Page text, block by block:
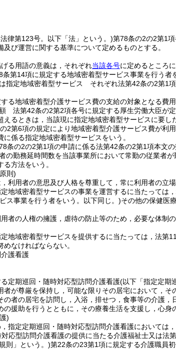
律第123号。以下「法」という。)第78条の2の2第1
び運営に関する基準について定めるものとする。
る用語の意義は，それぞれ当該各号に定めるところに
第14項に規定する地域密着型サービス事業を行う者
指定地域密着型サービス それぞれ法第42条の2第1
地域密着型介護サービス費の支給の対象となる費用
法第42条の2第2項各号に規定する厚生労働大臣が
えるときは，当該現に指定地域密着型サービスに要し
第6項の規定により地域密着型介護サービス費が利
係る指定地域密着型サービスをいう。
の2の2第1項の申請に係る法第42条の2第1項本文の
勤務延時間数を当該事業所において常勤の従業者
方法をいう。
則)
利用者の意思及び人格を尊重して，常に利用者の立
地域密着型サービスの事業を運営するに当たっては
ス事業を行う者をいう。以下同じ。)その他の保健医
者の人権の擁護，虐待の防止等のため，必要な体制
地域密着型サービスを提供するに当たっては，法第
なければならない。
護看護
定期巡回・随時対応型訪問介護看護(以下「指定定期
が尊厳を保持し，可能な限りその居宅において，
の者の居宅を訪問し，入浴，排せつ，食事等の介護
援助を行うとともに，その療養生活を支援し，心身
)
指定定期巡回・随時対応型訪問介護看護においては
応型訪問介護看護の提供に当たる介護福祉士又は法
則」という。)第22条の23第1項に規定する介護職員